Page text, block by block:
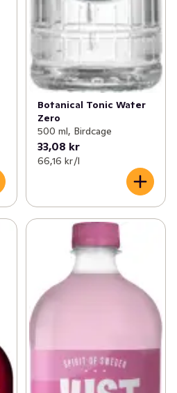
Botanical Tonic Water
Zero
500 ml, Birdcage
33,08 kr
66,16 kr /l